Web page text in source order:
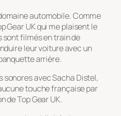
automobile. Comme
Gear UK qui me plaisent le
filmés en train de
leur voiture avec un
arrière.
sonores avec Sacha Distel,
touche française par
de Top Gear UK.